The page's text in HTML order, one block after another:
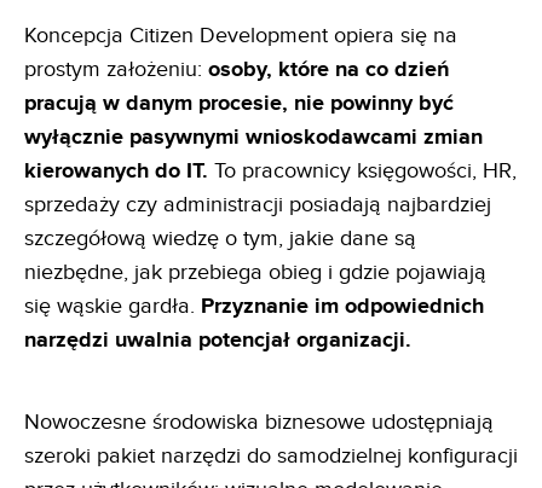
Koncepcja Citizen Development opiera się na
prostym założeniu: osoby, które na co dzień
pracują w danym procesie, nie powinny być
wyłącznie pasywnymi wnioskodawcami zmian
kierowanych do IT. To pracownicy księgowości, HR,
sprzedaży czy administracji posiadają najbardziej
szczegółową wiedzę o tym, jakie dane są
niezbędne, jak przebiega obieg i gdzie pojawiają
się wąskie gardła. Przyznanie im odpowiednich
narzędzi uwalnia potencjał organizacji.
Nowoczesne środowiska biznesowe udostępniają
szeroki pakiet narzędzi do samodzielnej konfiguracji